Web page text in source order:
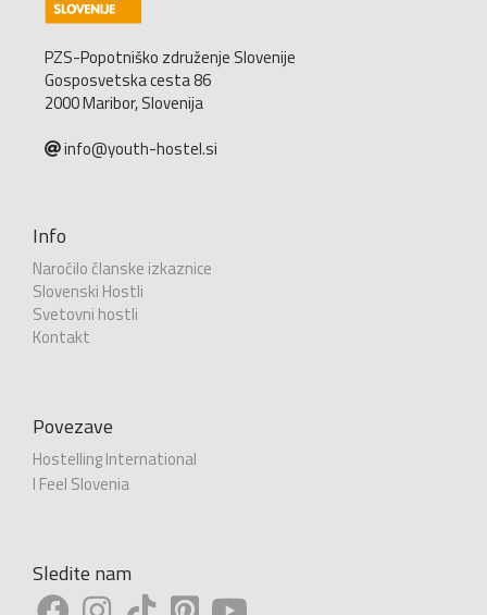
PZS-Popotniško združenje Slovenije
Gosposvetska cesta 86
2000 Maribor, Slovenija
info@youth-hostel.si
Info
Naročilo članske izkaznice
Slovenski Hostli
Svetovni hostli
Kontakt
Povezave
Hostelling International
I Feel Slovenia
Sledite nam